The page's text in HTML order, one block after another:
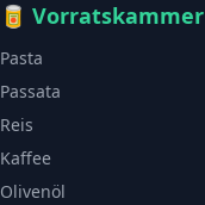
🥫 Vorratskammer
Pasta
Passata
Reis
Kaffee
Olivenöl